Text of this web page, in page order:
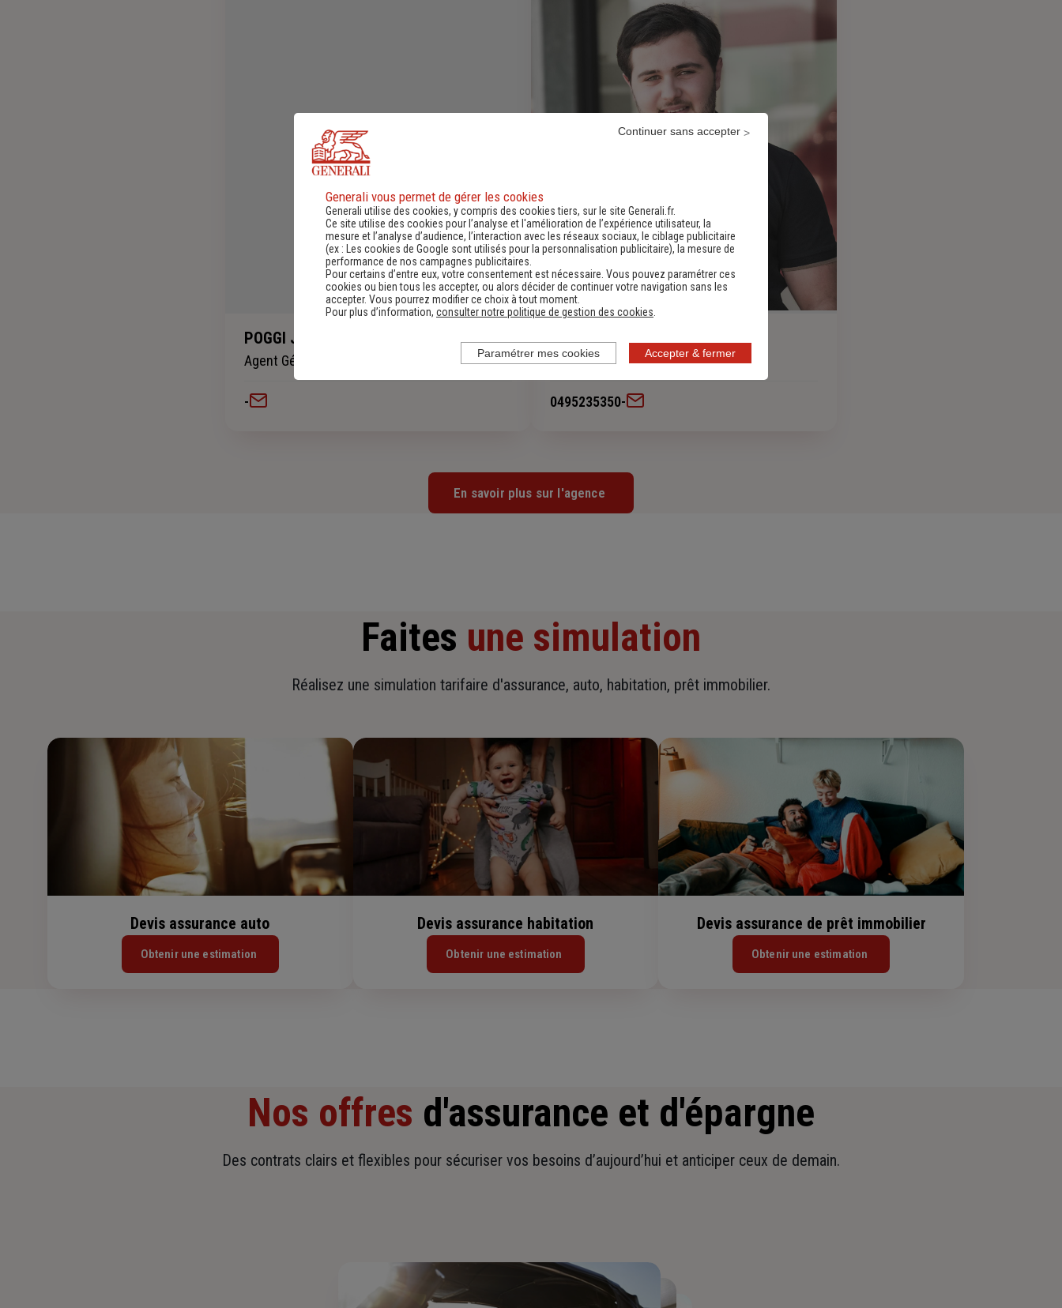
POGGI Jean Baptiste
Agent Général
-
BENETTI Paul-Antoine
Apprentit
0495235350-
En savoir plus sur l'agence
Faites une simulation
Réalisez une simulation tarifaire d'assurance, auto, habitation, prêt immobilier.
Devis assurance auto
Obtenir une estimation
Devis assurance habitation
Obtenir une estimation
Devis assurance de prêt immobilier
Obtenir une estimation
Nos offres d'assurance et d'épargne
Des contrats clairs et flexibles pour sécuriser vos besoins d’aujourd’hui et anticiper ceux de demain.
Generali vous permet de gérer les cookies
Generali utilise des cookies, y compris des cookies tiers, sur le site Generali.fr.
Ce site utilise des cookies pour l’analyse et l'amélioration de l’expérience utilisateur, la
mesure et l’analyse d’audience, l’interaction avec les réseaux sociaux, le ciblage publicitaire
(ex :
Les cookies de Google sont utilisés pour la personnalisation publicitaire), la mesure de
performance de nos campagnes publicitaires.
Pour certains d’entre eux, votre consentement est nécessaire. Vous pouvez paramétrer ces
cookies ou bien tous les accepter, ou alors décider de continuer votre navigation sans les
accepter. Vous pourrez modifier ce choix à tout moment.
Pour plus d’information, consulter notre politique de gestion des cookies
Accepter & fermer
Continuer sans accepter
Paramétrer mes cookies